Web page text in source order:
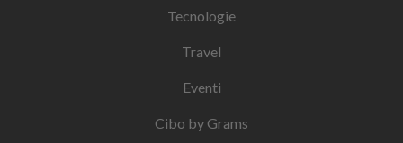
Tecnologie
Travel
Eventi
Cibo by Grams